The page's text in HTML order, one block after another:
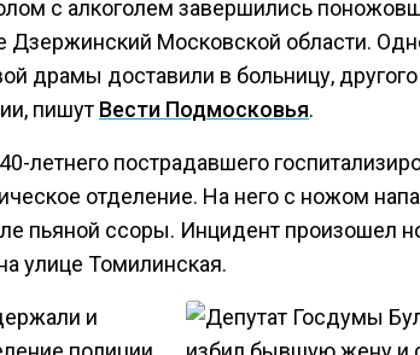
с алкоголем завершились
Дзержинский Московской области.
драмы доставили в больницу,
пишут Вести Подмосковья.
летнего пострадавшего
отделение. На него с ножом
пьяной ссоры. Инцидент произошел
улице Томилинская.
и